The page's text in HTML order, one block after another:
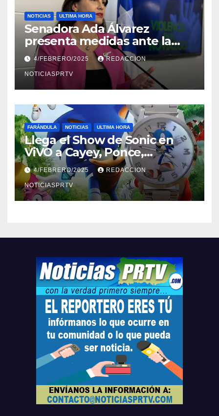
NOTICIAS ULTIMA HORA
Senadora Ada Álvarez
presenta medidas ante la
violencia en el noviazgo
4/FEBRERO/2025 REDACCION
NOTICIASPRTV
FARÁNDULA NOTICIAS ULTIMA HORA
Llega el Show de Sonic en
ViVO a Cayey, Ponce,
Barceloneta y Humacao,
Relojes gratis para el que
compre ahora….
4/FEBRERO/2025 REDACCION
NOTICIASPRTV